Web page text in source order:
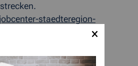
staedteregion-